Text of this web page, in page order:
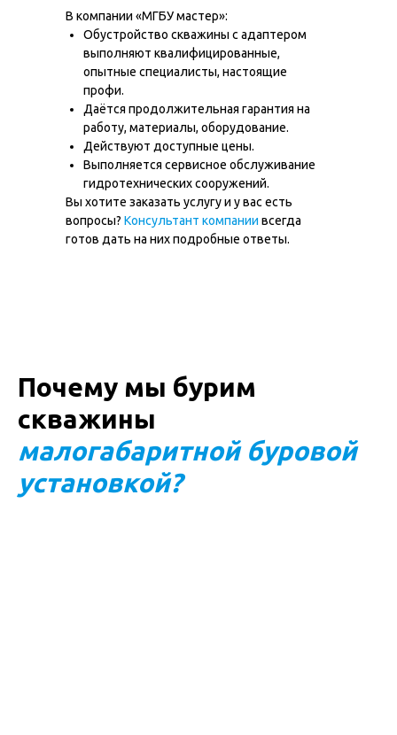
В компании «МГБУ мастер»:
Обустройство скважины с адаптером
выполняют квалифицированные,
опытные специалисты, настоящие
профи.
Даётся продолжительная гарантия на
работу, материалы, оборудование.
Действуют доступные цены.
Выполняется сервисное обслуживание
гидротехнических сооружений.
Вы хотите заказать услугу и у вас есть
вопросы? Консультант компании всегда
готов дать на них подробные ответы.
Почему мы бурим
скважины
малогабаритной буровой
установкой?
ИП Середа Илья Сергеевич
ОГРН ИП 322508100234679
ИНН 504910686985
© 2012-2025 МГБУ Мастер
Политика в отношении обработки cookie-
файлов
Согласие на обработку персональных данных
Политика конфиденциальности
+7 (499) 348-84-34